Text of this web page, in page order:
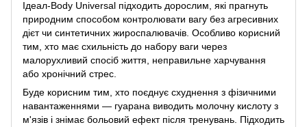
Ідеал-Body Universal підходить дорослим, які прагнуть
природним способом контролювати вагу без агресивних
дієт чи синтетичних жироспалювачів. Особливо корисний
тим, хто має схильність до набору ваги через
малорухливий спосіб життя, неправильне харчування
або хронічний стрес.
Буде корисним тим, хто поєднує схуднення з фізичними
навантаженнями — гуарана виводить молочну кислоту з
м'язів і знімає больовий ефект після тренувань. Підходить